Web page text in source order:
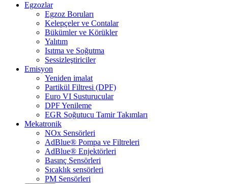
Egzozlar
Egzoz Boruları
Kelepçeler ve Contalar
Bükümler ve Körükler
Yalıtım
Isıtma ve Soğutma
Sessizleştiriciler
Emisyon
Yeniden imalat
Partikül Filtresi (DPF)
Euro VI Susturucular
DPF Yenileme
EGR Soğutucu Tamir Takımları
Mekatronik
NOx Sensörleri
AdBlue® Pompa ve Filtreleri
AdBlue® Enjektörleri
Basınç Sensörleri
Sıcaklık sensörleri
PM Sensörleri